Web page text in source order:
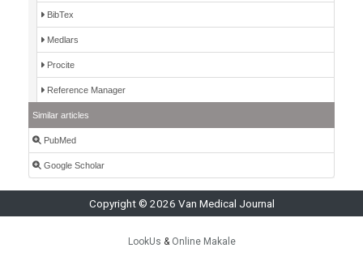
BibTex
Medlars
Procite
Reference Manager
Similar articles
PubMed
Google Scholar
Copyright © 2026 Van Medical Journal
LookUs & Online Makale